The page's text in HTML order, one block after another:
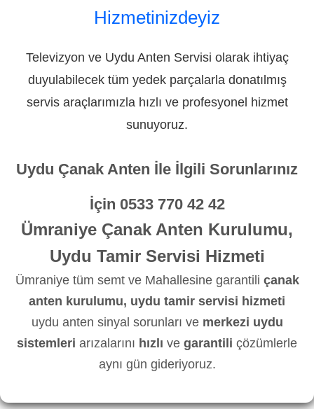
Hizmetinizdeyiz
Televizyon ve Uydu Anten Servisi olarak ihtiyaç
duyulabilecek tüm yedek parçalarla donatılmış
servis araçlarımızla hızlı ve profesyonel hizmet
sunuyoruz.
Uydu Çanak Anten İle İlgili Sorunlarınız
İçin 0533 770 42 42
Ümraniye Çanak Anten Kurulumu,
Uydu Tamir Servisi Hizmeti
Ümraniye tüm semt ve Mahallesine garantili çanak
anten kurulumu, uydu tamir servisi hizmeti
uydu anten sinyal sorunları ve merkezi uydu
sistemleri arızalarını hızlı ve garantili çözümlerle
aynı gün gideriyoruz.